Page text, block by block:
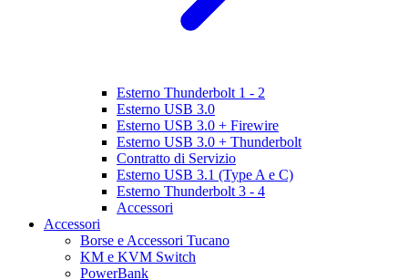
Esterno Thunderbolt 1 - 2
Esterno USB 3.0
Esterno USB 3.0 + Firewire
Esterno USB 3.0 + Thunderbolt
Contratto di Servizio
Esterno USB 3.1 (Type A e C)
Esterno Thunderbolt 3 - 4
Accessori
Accessori
Borse e Accessori Tucano
KM e KVM Switch
PowerBank